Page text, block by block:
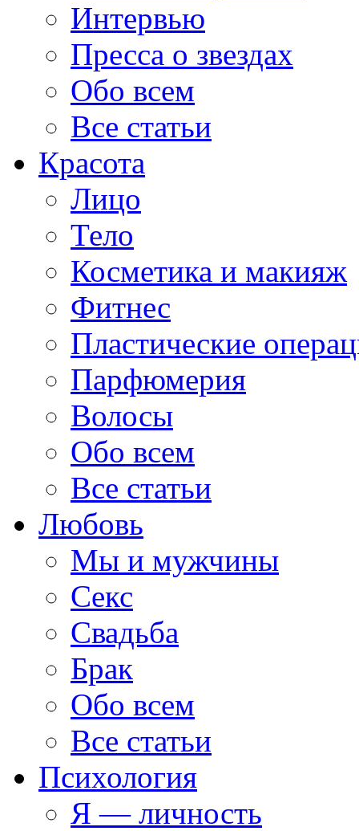
Интервью
Пресса о звездах
Обо всем
Все статьи
Красота
Лицо
Тело
Косметика и макияж
Фитнес
Пластические
Парфюмерия
Волосы
Обо всем
Все статьи
Любовь
Мы и мужчины
Секс
Свадьба
Брак
Обо всем
Все статьи
Психология
Я — личность